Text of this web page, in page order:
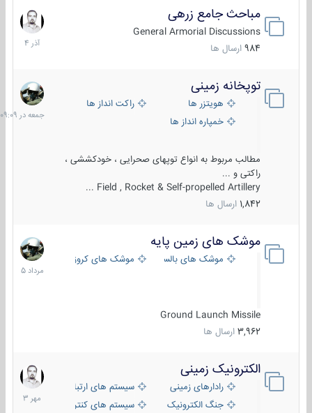
مباحث جامع زرهی
General Armorial Discussions
984 ارسال ها
7
آذر
1404
توپخانه زمینی
هویتزر ها
راکت انداز ها
خمپاره انداز ها
مطالب مربوط به انواع توپهای صحرایی ، خودکششی ،
راکتی و ...
Field , Rocket & Self-propelled Artillery ...
1,842 ارسال ها
جمعه
در
09:09
موشک های زمین پایه
موشک های بالستیک موشک های کروز
Ground Launch Missile
3,962 ارسال ها
2
مرداد
1405
الکترونیک زمینی
رادارهای زمینی
سیستم های ارتباطی و جمع آوری
جنگ الکترونیک
سیستم های کنترل آتش و تجهیزات
1
مهر
1403